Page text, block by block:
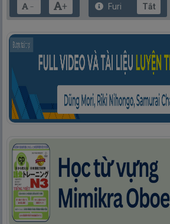
－ + Furi Tắt